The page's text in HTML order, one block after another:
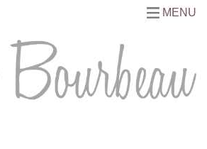
MENU